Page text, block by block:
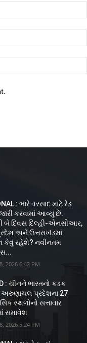
: ભારે વરસાદ માટે રેડ
કરવામાં આવ્યું છે.
બે દિવસ દિલ્હી-એનસીઆર,
અને ઉત્તરાખંડમાં
કેવું રહેશે? નવીનતમ
2026 6:42 PM
: ચીનને ભારતનો કડક
અરુણાચલ પ્રદેશના 27
સ્થળોનો સત્તાવાર
સમાવેશ
2026 5:24 PM